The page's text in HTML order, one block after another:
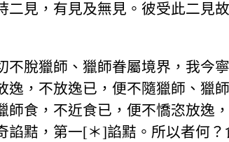
見，有見及無見。彼受此二見
不脫獵師、獵師眷屬境界，我今
，不放逸已，便不隨獵師、獵
食，不近食已，便不憍恣放逸
黠，第一[＊]諂黠。所以者何